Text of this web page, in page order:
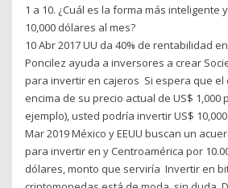
1 a 10. ¿Cuál es la forma más inteligente
10,000 dólares al mes?
10 Abr 2017 UU da 40% de rentabilidad
Poncilez ayuda a inversores a crear
para invertir en cajeros Si espera que el
encima de su precio actual de US$ 1,000
ejemplo), usted podría invertir US$
Mar 2019 México y EEUU buscan un
para invertir en y Centroamérica por
dólares, monto que serviría Invertir en